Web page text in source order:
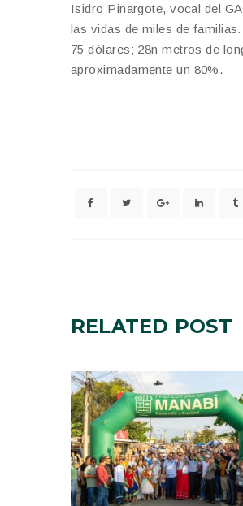
Isidro Pinargote, vocal del
las vidas de miles de
75 dólares; 28n metros de
aproximadamente un 80%.
RELATED POST